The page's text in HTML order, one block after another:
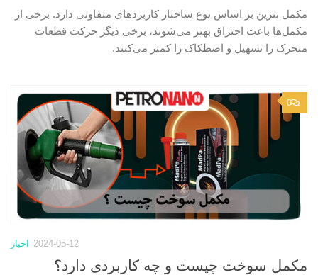
مکمل بنزین بر اساس نوع ساختار کاربردهای متفاوتی دارد. برخی از
مکمل‌ها باعث احتراق بهتر می‌شوند، برخی دیگر حرکت قطعات
متحرک را تسهیل و اصطکاک را کمتر می‌کنند.
0
اخبار 2024-05-12
مکمل سوخت چیست و چه کاربردی دارد؟